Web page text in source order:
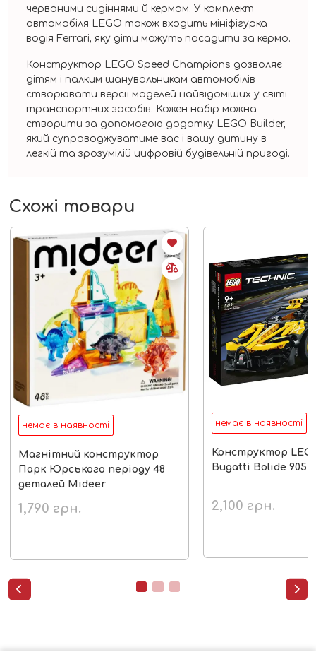
червоними сидіннями й кермом. У комплект
автомобіля LEGO також входить мініфігурка
водія Ferrari, яку діти можуть посадити за кермо.
Конструктор LEGO Speed Champions дозволяє
дітям і палким шанувальникам автомобілів
створювати версії моделей найвідоміших у світі
транспортних засобів. Кожен набір можна
створити за допомогою додатку LEGO Builder,
який супроводжуватиме вас і вашу дитину в
легкій та зрозумілій цифровій будівельній пригоді.
Схожі товари
немає в наявності
Магнітний конструктор
Парк Юрського періоду 48
деталей Mideer
1,790 грн.
немає в наявності
Конструктор
Bugatti Bolide 905
2,100 грн.
 